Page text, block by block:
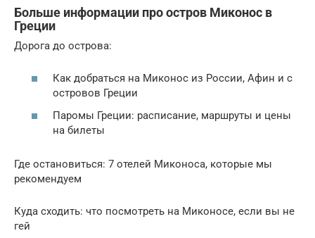
Больше информации про остров Миконос в
Греции
Дорога до острова:
Как добраться на Миконос из России, Афин и c
островов Греции
Паромы Греции: расписание, маршруты и цены
на билеты
Где остановиться: 7 отелей Миконоса, которые мы
рекомендуем
Куда сходить: что посмотреть на Миконосе, если вы не
гей